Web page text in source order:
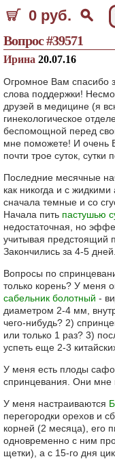
0 руб.
Вопрос #39571
Ирина 20.07.16
Огромное Вам спасибо
слова поддержки!
друзей в медицине (я
гинекологическое
беспомощной перед
мне поможете! И очень
почти трое суток, сутки
Последние месячные
как никогда и с
сначала темные и со
Начала пить пастушью
недостаточная, но
учитывая предстоящий
Закончились за 4-5 дней.
Вопросы по
только корень? У меня
сабельник болотный -
диаметром 2-4 мм,
чего-нибудь? 2)
или только 1 раз? 3)
успеть еще 2-3
У меня есть плоды
спринцевания. Они мне
У меня настраиваются
перегородки орехов и
корней (2 месяца), его
одновременно с ним
щетки), а с 15-го дня